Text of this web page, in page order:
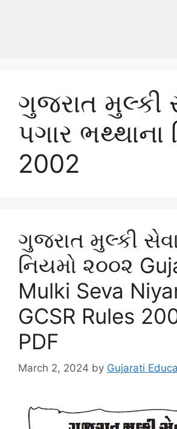
ગુજરાત મુલ્કી
પગાર ભથ્થાના
2002
ગુજરાત મુલ્કી
નિયમો ૨૦૦૨
Mulki Seva
GCSR Rules
PDF
March 2, 2024 by Gujarati